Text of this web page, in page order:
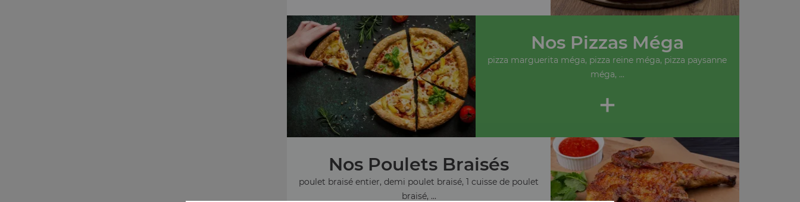
Nos Pizzas Méga
pizza marguerita méga, pizza reine méga, pizza paysanne
méga, ...
+
Nos Poulets Braisés
poulet braisé entier, demi poulet braisé, 1 cuisse de poulet
braisé, ...